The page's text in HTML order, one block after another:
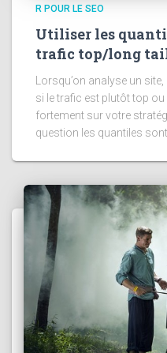
R POUR LE SEO
Utiliser les
trafic top/long
Lorsqu’on analyse un
si le trafic est plutôt top
fortement sur votre
question les quantiles sont